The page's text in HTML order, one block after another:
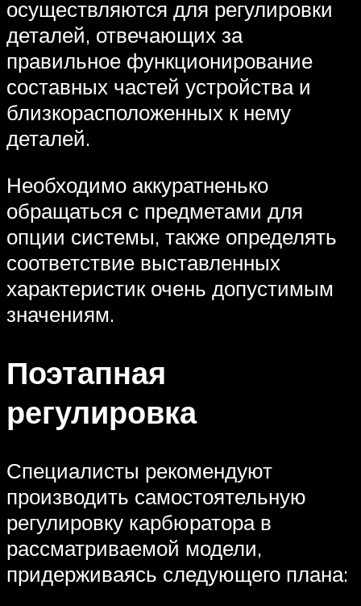
осуществляются для регулировки
деталей, отвечающих за
правильное функционирование
составных частей устройства и
близкорасположенных к нему
деталей.
Необходимо аккуратненько
обращаться с предметами для
опции системы, также определять
соответствие выставленных
характеристик очень допустимым
значениям.
Поэтапная
регулировка
Специалисты рекомендуют
производить самостоятельную
регулировку карбюратора в
рассматриваемой модели,
придерживаясь следующего плана: